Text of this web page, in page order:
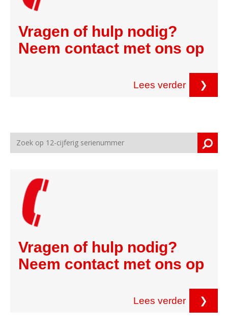
Vragen of hulp nodig?
Neem contact met ons op
Lees verder ❯
Vragen of hulp nodig?
Neem contact met ons op
Lees verder ❯